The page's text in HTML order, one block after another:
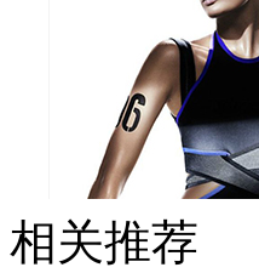
相关推荐